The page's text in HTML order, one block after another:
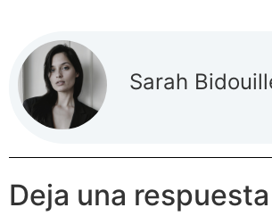
Sarah
Deja una respuesta